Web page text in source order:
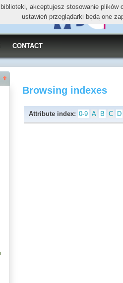
CONTACT
Browsing indexes
Attribute index: 0-9 A B C D
akceptujesz stosowanie
ustawień przeglądarki będą one